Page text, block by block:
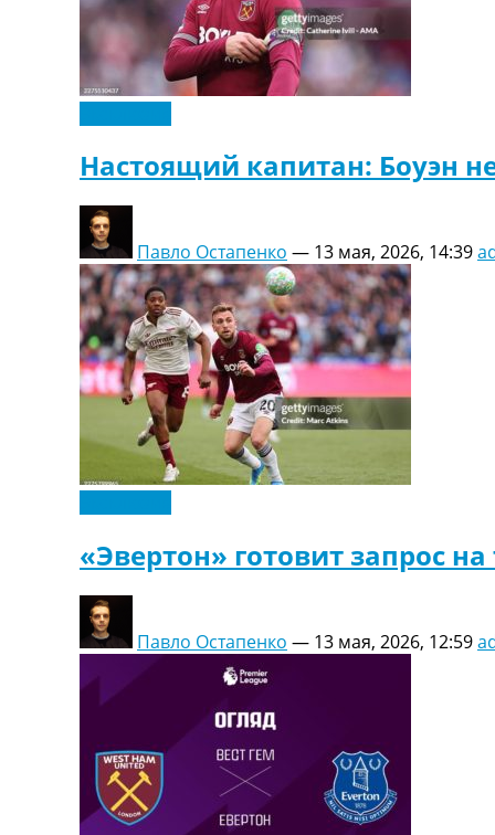
Настоящий капитан: Боуэн
Павло Остапенко — 13 мая, 2026, 14:39
«Эвертон» готовит запрос
Павло Остапенко — 13 мая, 2026, 12:59